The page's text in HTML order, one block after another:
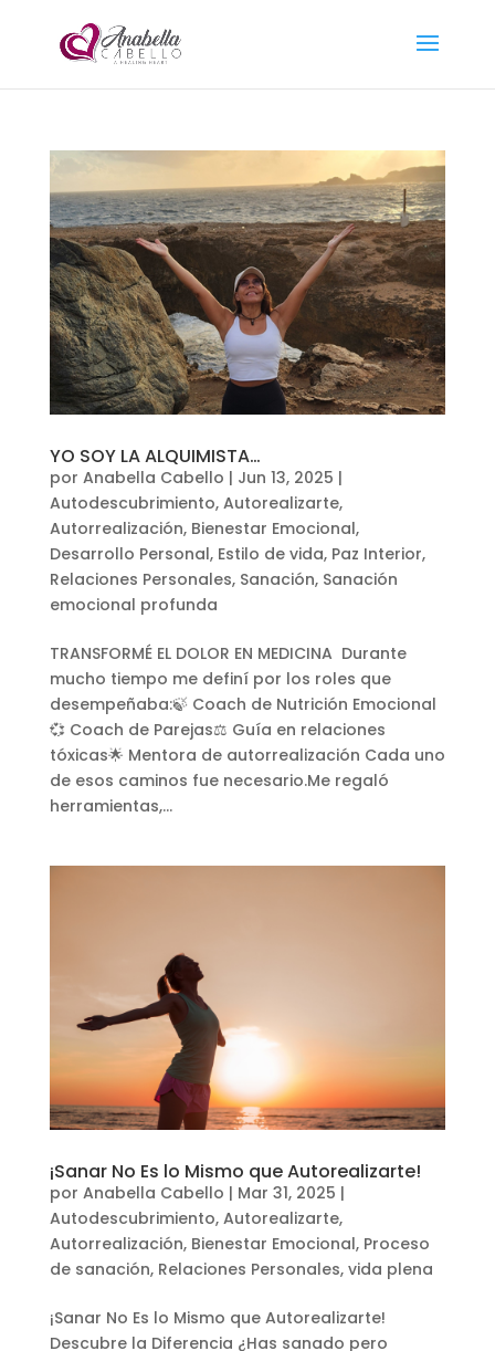
YO SOY LA ALQUIMISTA…
por Anabella Cabello | Jun 13, 2025 |
Autodescubrimiento, Autorealizarte,
Autorrealización, Bienestar Emocional,
Desarrollo Personal, Estilo de vida, Paz Interior,
Relaciones Personales, Sanación, Sanación
emocional profunda
TRANSFORMÉ EL DOLOR EN MEDICINA Durante
mucho tiempo me definí por los roles que
desempeñaba:🍃 Coach de Nutrición Emocional
💞 Coach de Parejas⚖️ Guía en relaciones
tóxicas🌟 Mentora de autorrealización Cada uno
de esos caminos fue necesario.Me regaló
herramientas,...
¡Sanar No Es lo Mismo que Autorealizarte!
por Anabella Cabello | Mar 31, 2025 |
Autodescubrimiento, Autorealizarte,
Autorrealización, Bienestar Emocional, Proceso
de sanación, Relaciones Personales, vida plena
¡Sanar No Es lo Mismo que Autorealizarte!
Descubre la Diferencia ¿Has sanado pero